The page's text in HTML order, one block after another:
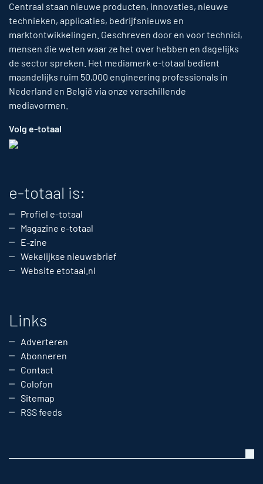
Centraal staan nieuwe producten, innovaties, nieuwe
technieken, applicaties, bedrijfsnieuws en
marktontwikkelingen. Geschreven door en voor technici,
mensen die weten waar ze het over hebben en dagelijks
de sector spreken. Het mediamerk e-totaal bedient
maandelijks ruim 50,000 engineering professionals in
Nederland en België via onze verschillende
mediavormen.
Volg e-totaal
e-totaal is:
Profiel e-totaal
Magazine e-totaal
E-zine
Wekelijkse nieuwsbrief
Website etotaal.nl
Links
Adverteren
Abonneren
Contact
Colofon
Sitemap
RSS feeds